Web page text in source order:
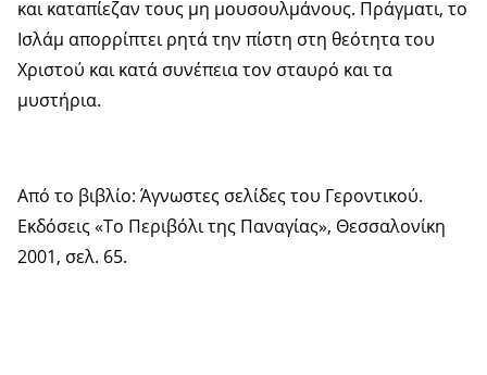
και καταπίεζαν τους μη μουσουλμάνους. Πράγματι, το
Ισλάμ απορρίπτει ρητά την πίστη στη θεότητα του
Χριστού και κατά συνέπεια τον σταυρό και τα
μυστήρια.
Από το βιβλίο: Άγνωστες σελίδες του Γεροντικού.
Εκδόσεις «Το Περιβόλι της Παναγίας», Θεσσαλονίκη
2001, σελ. 65.